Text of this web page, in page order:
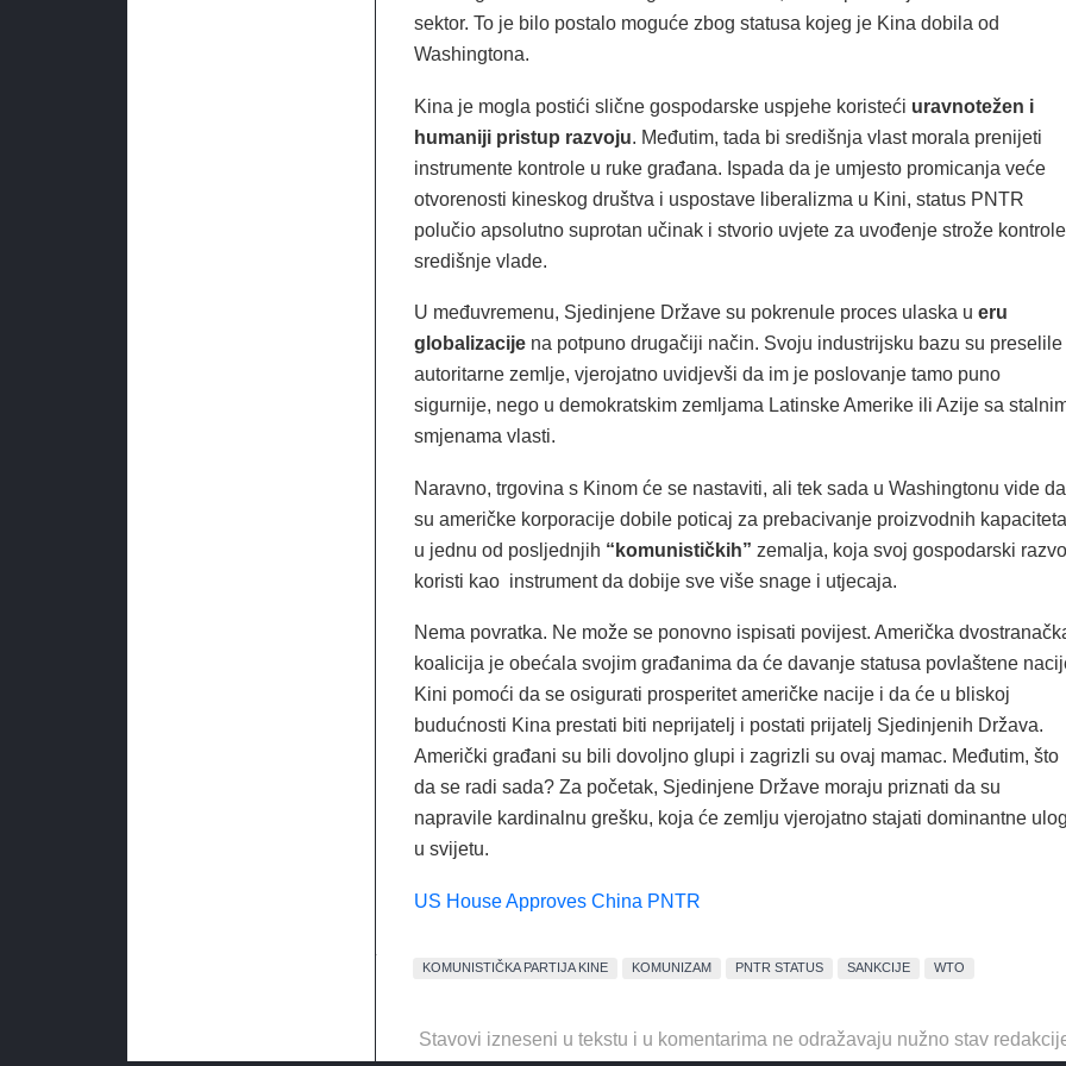
sektor. To je bilo postalo moguće zbog statusa kojeg je Kina dobila od
Washingtona.
Kina je mogla postići slične gospodarske uspjehe koristeći uravnotežen i
humaniji pristup razvoju. Međutim, tada bi središnja vlast morala prenijeti
instrumente kontrole u ruke građana. Ispada da je umjesto promicanja veće
otvorenosti kineskog društva i uspostave liberalizma u Kini, status PNTR
polučio apsolutno suprotan učinak i stvorio uvjete za uvođenje strože kontrole
središnje vlade.
U međuvremenu, Sjedinjene Države su pokrenule proces ulaska u eru
globalizacijena potpuno drugačiji način. Svoju industrijsku bazu su preselile
autoritarne zemlje, vjerojatno uvidjevši da im je poslovanje tamo puno
sigurnije, nego u demokratskim zemljama Latinske Amerike ili Azije sa
smjenama vlasti.
Naravno, trgovina s Kinom će se nastaviti, ali tek sada u Washingtonu vide da
su američke korporacije dobile poticaj za prebacivanje proizvodnih kapaciteta
u jednu od posljednjih “komunističkih” zemalja, koja svoj gospodarski
koristi kao instrument da dobije sve više snage i utjecaja.
Nema povratka. Ne može se ponovno ispisati povijest. Američka
koalicija je obećala svojim građanima da će davanje statusa povlaštene
Kini pomoći da se osigurati prosperitet američke nacije i da će u bliskoj
budućnosti Kina prestati biti neprijatelj i postati prijatelj Sjedinjenih Država.
Američki građani su bili dovoljno glupi i zagrizli su ovaj mamac. Međutim, što
da se radi sada? Za početak, Sjedinjene Države moraju priznati da su
napravile kardinalnu grešku, koja će zemlju vjerojatno stajati dominantne
u svijetu.
US House Approves China PNTR
KOMUNISTIČKA PARTIJA KINE KOMUNIZAM PNTR STATUS SANKCIJE WTO
Stavovi izneseni u tekstu i u komentarima ne odražavaju nužno stav